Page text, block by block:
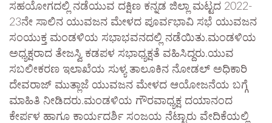
ಸಹಯೋಗದಲ್ಲಿ ನಡೆಯುವ ದಕ್ಷಿಣ ಕನ್ನಡ ಜಿಲ್ಲಾ ಮಟ್ಟದ 2022-
23ನೇ ಸಾಲಿನ ಯುವಜನ ಮೇಳದ ಪೂರ್ವಭಾವಿ ಸಭೆ ಯುವಜನ
ಸಂಯುಕ್ತ ಮಂಡಳಿಯ ಸಭಾಭವನದಲ್ಲಿ ನಡೆಯಿತು.ಮಂಡಳಿಯ
ಅಧ್ಯಕ್ಷರಾದ ತೇಜಸ್ವಿ ಕಡಪಳ ಸಭಾಧ್ಯಕ್ಷತೆ ವಹಿಸಿದ್ದರು.ಯುವ
ಸಬಲೀಕರಣ ಇಲಾಖೆಯ ಸುಳ್ಯ ತಾಲೂಕಿನ ನೋಡಲ್ ಅಧಿಕಾರಿ
ದೇವರಾಜ್ ಮುತ್ಲಾಜೆ ಯುವಜನ ಮೇಳದ ಆಯೋಜನೆಯ ಬಗ್ಗೆ
ಮಾಹಿತಿ ನೀಡಿದರು.ಮಂಡಳಿಯ ಗೌರವಾಧ್ಯಕ್ಷ ದಯಾನಂದ
ಕೇರ್ಪಳ ಹಾಗೂ ಕಾರ್ಯದರ್ಶಿ ಸಂಜಯ ನೆಟ್ಟಾರು ವೇದಿಕೆಯಲ್ಲಿ